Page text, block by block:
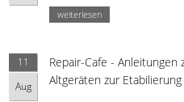
weiterlesen
11
Aug
Repair-Cafe -
Altgeräten zur